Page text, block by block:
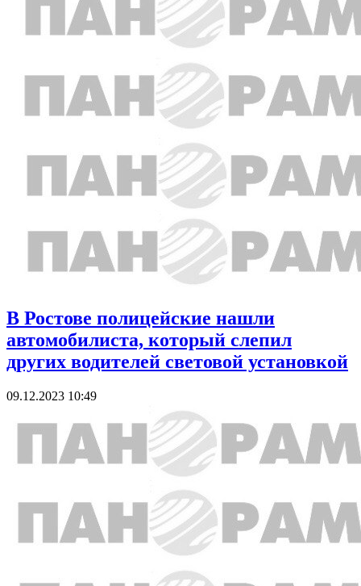
В Ростове полицейские нашли
автомобилиста, который слепил
других водителей световой установкой
09.12.2023 10:49